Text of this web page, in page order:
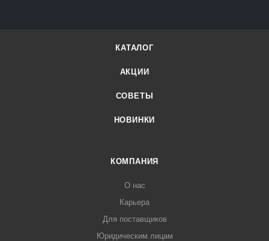
КАТАЛОГ
АКЦИИ
СОВЕТЫ
НОВИНКИ
КОМПАНИЯ
О нас
Карьера
Для поставщиков
Юридическим лицам